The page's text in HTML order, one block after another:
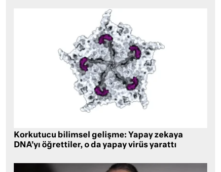
Korkutucu bilimsel gelişme: Yapay zekaya
DNA’yı öğrettiler, o da yapay virüs yarattı